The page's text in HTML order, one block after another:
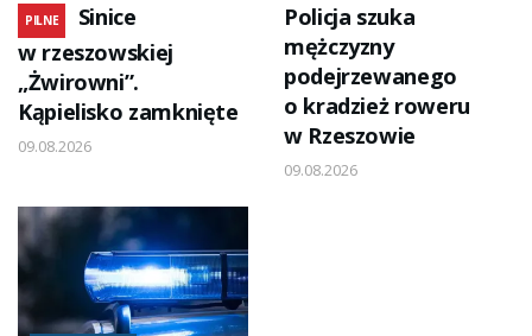
PILNE
Sinice
w rzeszowskiej
„Żwirowni”.
Kąpielisko zamknięte
09.08.2026
Policja szuka
mężczyzny
podejrzewanego
o kradzież roweru
w Rzeszowie
09.08.2026